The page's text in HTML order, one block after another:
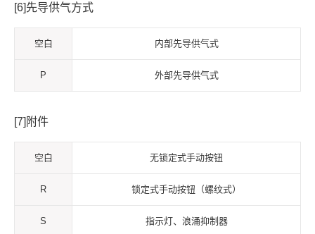
[6]先导供气方式
空白 内部先导供气式
P 外部先导供气式
[7]附件
空白 无锁定式手动按钮
R 锁定式手动按钮（螺纹式）
S 指示灯、浪涌抑制器